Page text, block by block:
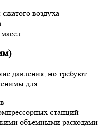
воздуха
давления, но требуют
для:
станций
объемными расходами